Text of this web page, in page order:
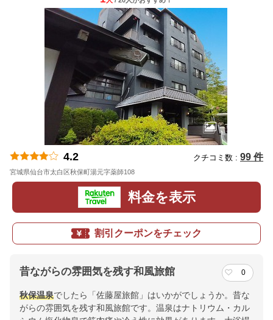
4.2 クチコミ数 : 99 件
宮城県仙台市太白区秋保町湯元字薬師108
料金を表示
割引クーポンをチェック
昔ながらの雰囲気を残す和風旅館 0
秋保温泉でしたら「佐藤屋旅館」はいかがでしょうか。昔な
がらの雰囲気を残す和風旅館です。温泉はナトリウム・カル